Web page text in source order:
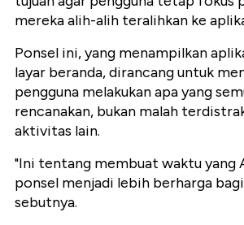
mereka alih-alih teralihkan ke
Ponsel ini, yang menampilkan
layar beranda, dirancang untuk
pengguna melakukan apa yang
rencanakan, bukan malah
aktivitas lain.
"Ini tentang membuat waktu yang
ponsel menjadi lebih berharga
sebutnya.